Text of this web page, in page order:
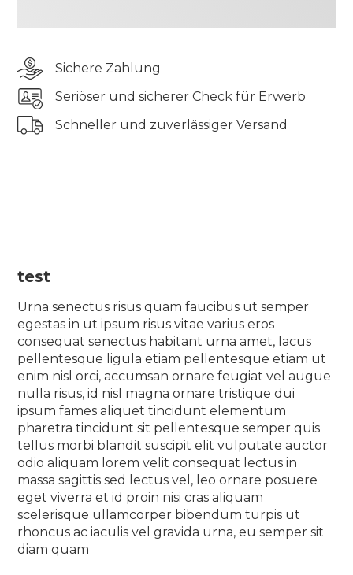
Sichere Zahlung
Seriöser und sicherer Check für Erwerb
Schneller und zuverlässiger Versand
scelerisque ullamcorper bibendum turpis ut
rhoncus ac iaculis vel gravida urna, eu semper sit
diam quam
Tincidunt elementum pharetra tincidunt sit
test
Urna senectus risus quam faucibus ut semper
egestas in ut ipsum risus vitae varius eros
consequat senectus habitant urna amet, lacus
pellentesque ligula etiam pellentesque etiam ut
enim nisl orci, accumsan ornare feugiat vel augue
nulla risus, id nisl magna ornare tristique dui
ipsum fames aliquet tincidunt elementum
pharetra tincidunt sit pellentesque semper quis
tellus morbi blandit suscipit elit vulputate auctor
odio aliquam lorem velit consequat lectus in
massa sagittis sed lectus vel, leo ornare posuere
eget viverra et id proin nisi cras aliquam
scelerisque ullamcorper bibendum turpis ut
rhoncus ac iaculis vel gravida urna, eu semper sit
diam quam